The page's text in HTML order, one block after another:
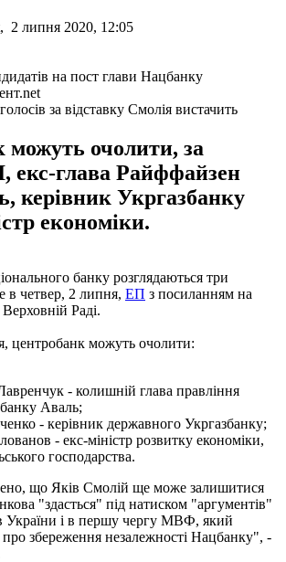
2 липня 2020, 12:05
за відставку Смолія вистачить
можуть очолити, за
екс-глава Райффайзен
керівник Укргазбанку
економіки.
банку розглядаються три
в четвер, 2 липня, ЕП з посиланням на
Раді.
центробанк можуть очолити:
- колишній глава правління
Аваль;
- керівник державного Укргазбанку;
- екс-міністр розвитку економіки,
господарства.
що Яків Смолій ще може залишитися
"здасться" під натиском "аргументів"
України і в першу чергу МВФ, який
про збереження незалежності Нацбанку", -